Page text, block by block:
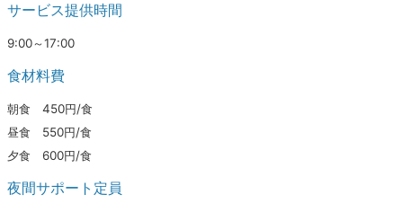
サービス提供時間
9:00～17:00
食材料費
朝食 450円/食
昼食 550円/食
夕食 600円/食
夜間サポート定員